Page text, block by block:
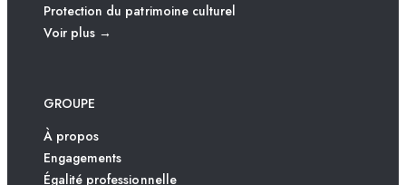
Protection du patrimoine culturel
Voir plus →
GROUPE
À propos
Engagements
Égalité professionnelle